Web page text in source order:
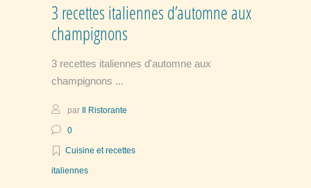
3 recettes italiennes d’automne aux
champignons
3 recettes italiennes d'automne aux
champignons
par Il Ristorante
0
Cuisine et recettes
italiennes